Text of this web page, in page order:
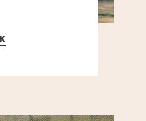
og står i
ute